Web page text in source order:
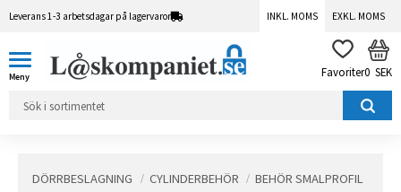
Leverans 1-3 arbetsdagar på lagervaror INKL. MOMS EXKL. MOMS
FAVORITER
0 SEK
DÖRRBESLAGNING CYLINDERBEHÖR
BEHÖR SMALPROFIL